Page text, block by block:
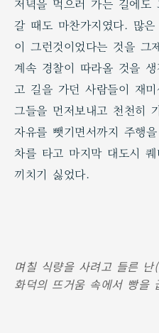
저녁을 먹으러 가는 길에도
갈 때도 마찬가지였다. 많
이 그런것이었다는 것을 그
계속 경찰이 따라올 것을
고 길을 가던 사람들이 재
그들을 먼저보내고 천천히
자유를 뺏기면서까지 주행
차를 타고 마지막 대도시
끼치기 싫었다.
며칠 식량을 사려고 들른
화덕의 뜨거움 속에서 빵을